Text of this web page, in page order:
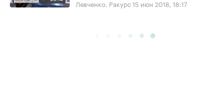
Левченко. Ракурс15 июн 2018, 18:17